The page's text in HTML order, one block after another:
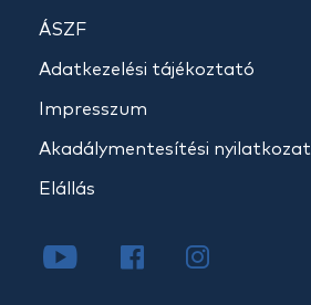
ÁSZF
Adatkezelési tájékoztató
Impresszum
Akadálymentesítési nyilatkozat
Elállás